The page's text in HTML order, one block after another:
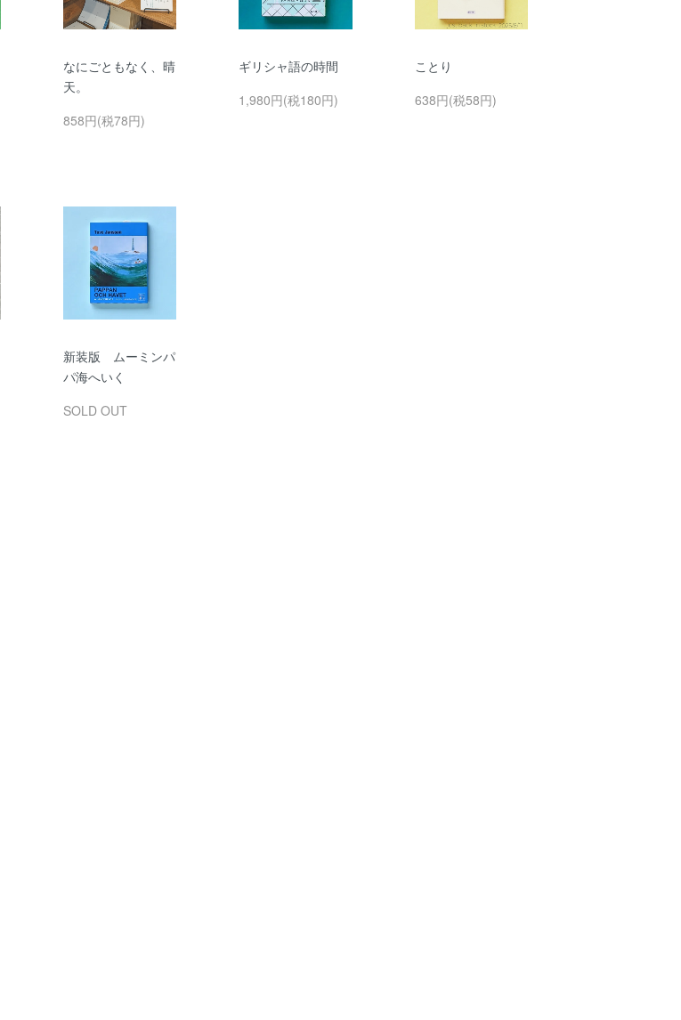
なにごともなく、晴
天。
858円(税78円)
ギリシャ語の時間
1,980円(税180円)
ことり
638円(税58円)
新装版 ムーミンパ
パ海へいく
SOLD OUT